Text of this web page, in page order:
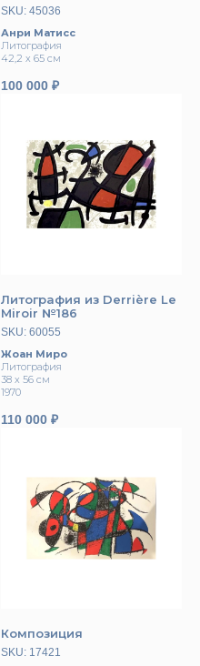
SKU: 45036
Анри Матисс
Литография
42,2 х 65 см
100 000 ₽
Литография из Derrière Le
Miroir №186
SKU: 60055
Жоан Миро
Литография
38 х 56 см
1970
110 000 ₽
Композиция
SKU: 17421